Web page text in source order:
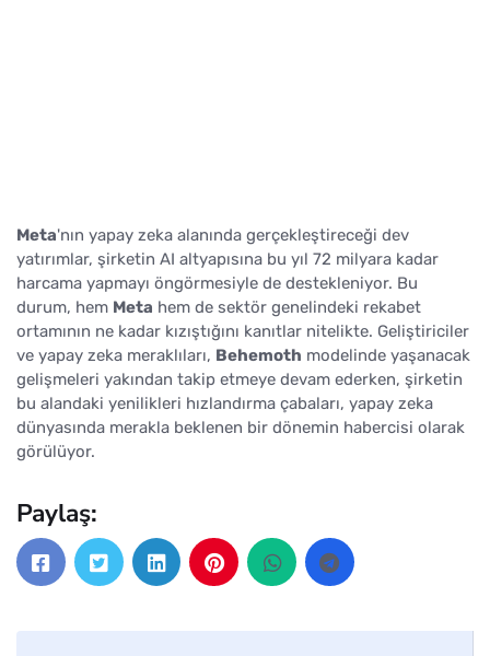
Meta'nın yapay zeka alanında gerçekleştireceği dev
yatırımlar, şirketin AI altyapısına bu yıl 72 milyara kadar
harcama yapmayı öngörmesiyle de destekleniyor. Bu
durum, hem Meta hem de sektör genelindeki rekabet
ortamının ne kadar kızıştığını kanıtlar nitelikte. Geliştiriciler
ve yapay zeka meraklıları, Behemoth modelinde yaşanacak
gelişmeleri yakından takip etmeye devam ederken, şirketin
bu alandaki yenilikleri hızlandırma çabaları, yapay zeka
dünyasında merakla beklenen bir dönemin habercisi olarak
görülüyor.
Paylaş: